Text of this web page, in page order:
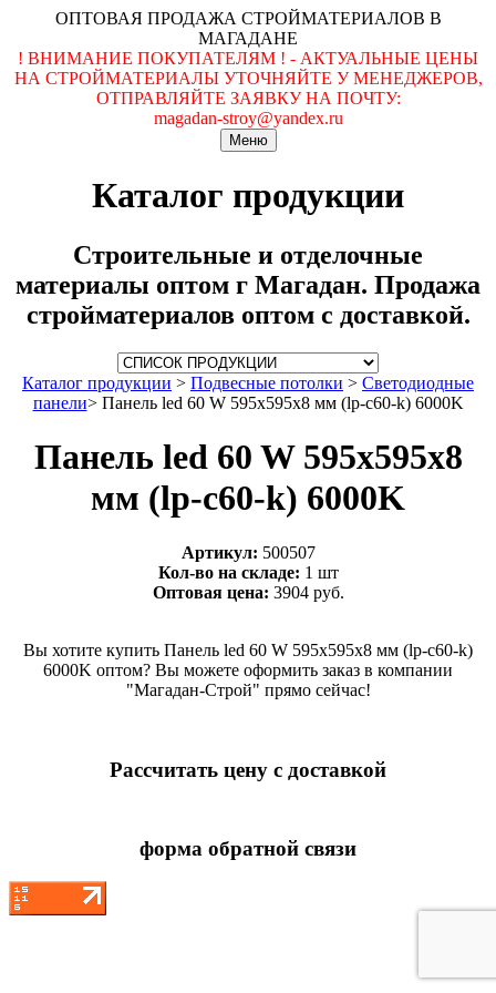
ОПТОВАЯ ПРОДАЖА СТРОЙМАТЕРИАЛОВ В
МАГАДАНЕ
! ВНИМАНИЕ ПОКУПАТЕЛЯМ ! - АКТУАЛЬНЫЕ ЦЕНЫ
НА СТРОЙМАТЕРИАЛЫ УТОЧНЯЙТЕ У МЕНЕДЖЕРОВ,
ОТПРАВЛЯЙТЕ ЗАЯВКУ НА ПОЧТУ:
magadan-stroy@yandex.ru
Меню
Каталог продукции
Строительные и отделочные
материалы оптом г Магадан. Продажа
стройматериалов оптом с доставкой.
Каталог продукции > Подвесные потолки > Светодиодные
панели> Панель led 60 W 595x595x8 мм (lp-c60-k) 6000K
Панель led 60 W 595x595x8
мм (lp-c60-k) 6000K
Артикул: 500507
Кол-во на складе: 1 шт
Оптовая цена: 3904 руб.
Вы хотите купить Панель led 60 W 595x595x8 мм (lp-c60-k)
6000K оптом? Вы можете оформить заказ в компании
"Магадан-Строй" прямо сейчас!
Рассчитать цену с доставкой
форма обратной связи